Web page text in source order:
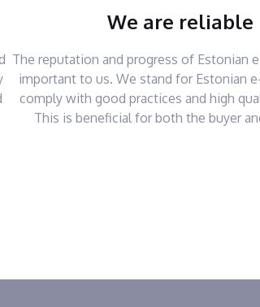
We are reliable
The reputation and progress of Estonian
important to us. We stand for Estonian
comply with good practices and high
This is beneficial for both the buyer